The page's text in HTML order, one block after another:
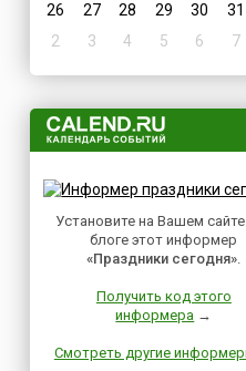
26
27 28 29 30 31
2
3 4 5 6 7
Установите на Вашем
блоге этот информер
«Праздники сегодня».
Получить код этого
информера →
Смотреть другие